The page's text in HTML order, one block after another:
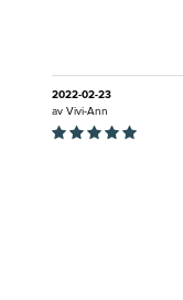
2022-02-23
av Vivi-Ann